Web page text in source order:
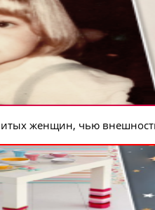
женщин, чью